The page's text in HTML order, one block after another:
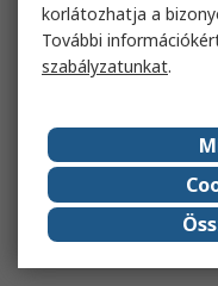
korlátozhatja a
További
szabályzatunkat.